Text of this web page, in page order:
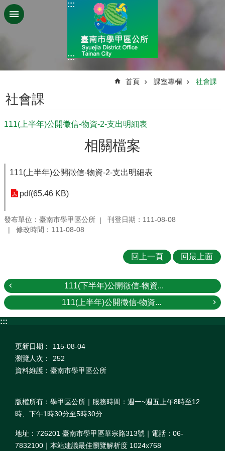
跳到主要內容區塊
:::
:::
首頁 課室專欄 社會課
社會課
111(上半年)公開徵信-物資-2-支出明細表
相關檔案
111(上半年)公開徵信-物資-2-支出明細表
pdf(65.46 KB)
發布單位：臺南市學甲區公所
刊登日期：111-08-08
修改時間：111-08-08
回上一頁 回最上面
111(下半年)公開徵信-物資...
111(上半年)公開徵信-物資...
:::
更新日期：
115-08-04
瀏覽人次：
252
資料維護：臺南市學甲區公所
版權所有：學甲區公所｜服務時間：週一~週五上午8時至12
時、下午1時30分至5時30分
地址：726201 臺南市學甲區華宗路313號｜電話：06-
7832100｜本站建議最佳瀏覽解析度 1024x768